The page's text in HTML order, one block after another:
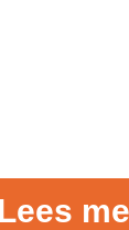
Lees